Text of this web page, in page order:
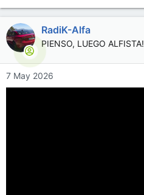
RadiK-Alfa
PIENSO, LUEGO ALFISTA!
7 May 2026